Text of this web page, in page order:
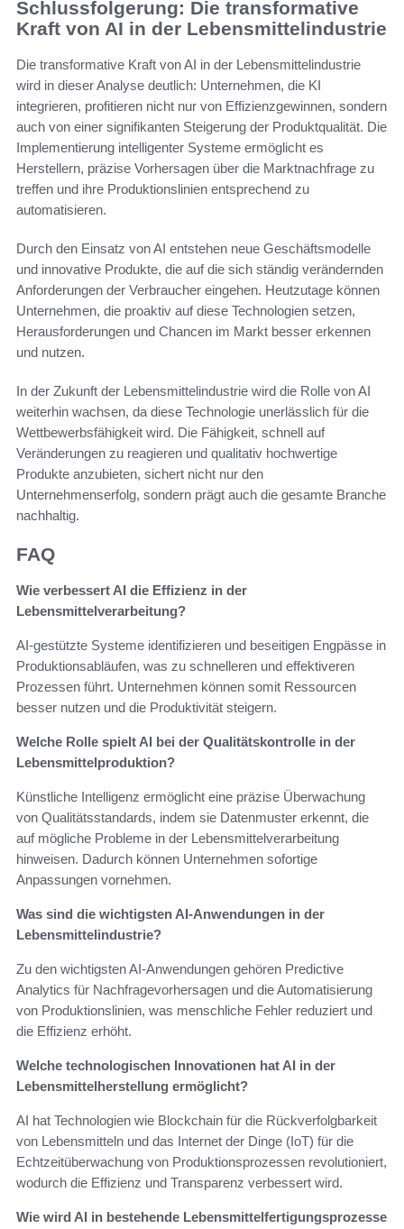
Schlussfolgerung: Die transformative
Kraft von AI in der Lebensmittelindustrie
Die transformative Kraft von AI in der Lebensmittelindustrie
wird in dieser Analyse deutlich: Unternehmen, die KI
integrieren, profitieren nicht nur von Effizienzgewinnen, sondern
auch von einer signifikanten Steigerung der Produktqualität. Die
Implementierung intelligenter Systeme ermöglicht es
Herstellern, präzise Vorhersagen über die Marktnachfrage zu
treffen und ihre Produktionslinien entsprechend zu
automatisieren.
Durch den Einsatz von AI entstehen neue Geschäftsmodelle
und innovative Produkte, die auf die sich ständig verändernden
Anforderungen der Verbraucher eingehen. Heutzutage können
Unternehmen, die proaktiv auf diese Technologien setzen,
Herausforderungen und Chancen im Markt besser erkennen
und nutzen.
In der Zukunft der Lebensmittelindustrie wird die Rolle von AI
weiterhin wachsen, da diese Technologie unerlässlich für die
Wettbewerbsfähigkeit wird. Die Fähigkeit, schnell auf
Veränderungen zu reagieren und qualitativ hochwertige
Produkte anzubieten, sichert nicht nur den
Unternehmenserfolg, sondern prägt auch die gesamte Branche
nachhaltig.
FAQ
Wie verbessert AI die Effizienz in der
Lebensmittelverarbeitung?
AI-gestützte Systeme identifizieren und beseitigen Engpässe in
Produktionsabläufen, was zu schnelleren und effektiveren
Prozessen führt. Unternehmen können somit Ressourcen
besser nutzen und die Produktivität steigern.
Welche Rolle spielt AI bei der Qualitätskontrolle in der
Lebensmittelproduktion?
Künstliche Intelligenz ermöglicht eine präzise Überwachung
von Qualitätsstandards, indem sie Datenmuster erkennt, die
auf mögliche Probleme in der Lebensmittelverarbeitung
hinweisen. Dadurch können Unternehmen sofortige
Anpassungen vornehmen.
Was sind die wichtigsten AI-Anwendungen in der
Lebensmittelindustrie?
Zu den wichtigsten AI-Anwendungen gehören Predictive
Analytics für Nachfragevorhersagen und die Automatisierung
von Produktionslinien, was menschliche Fehler reduziert und
die Effizienz erhöht.
Welche technologischen Innovationen hat AI in der
Lebensmittelherstellung ermöglicht?
AI hat Technologien wie Blockchain für die Rückverfolgbarkeit
von Lebensmitteln und das Internet der Dinge (IoT) für die
Echtzeitüberwachung von Produktionsprozessen revolutioniert,
wodurch die Effizienz und Transparenz verbessert wird.
Wie wird AI in bestehende Lebensmittelfertigungsprozesse